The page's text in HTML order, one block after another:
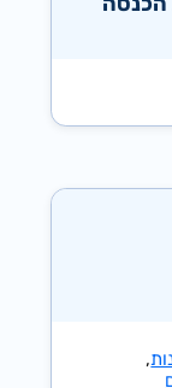
,